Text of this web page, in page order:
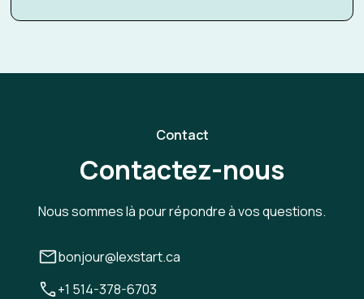
Contact
Contactez-nous
Nous sommes là pour répondre à vos questions.
bonjour@lexstart.ca
+1 514-378-6703